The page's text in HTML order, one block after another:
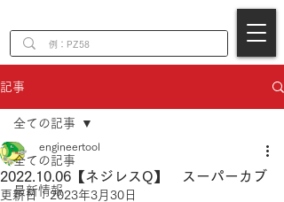
記事
全ての記事
最新情報
全ての記事
2022.10.06【ネジレスQ】 スーパーカブ
engineertool
更新日：2023年3月30日